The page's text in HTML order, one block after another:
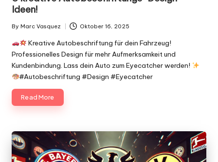
Ideen!
Posted
By Marc Vasquez Oktober 16, 2025
Kreative Autobeschriftung für dein Fahrzeug!
Professionelles Design für mehr Aufmerksamkeit und
Kundenbindung. Lass dein Auto zum Eyecatcher werden!
#Autobeschriftung #Design #Eyecatcher
Read More